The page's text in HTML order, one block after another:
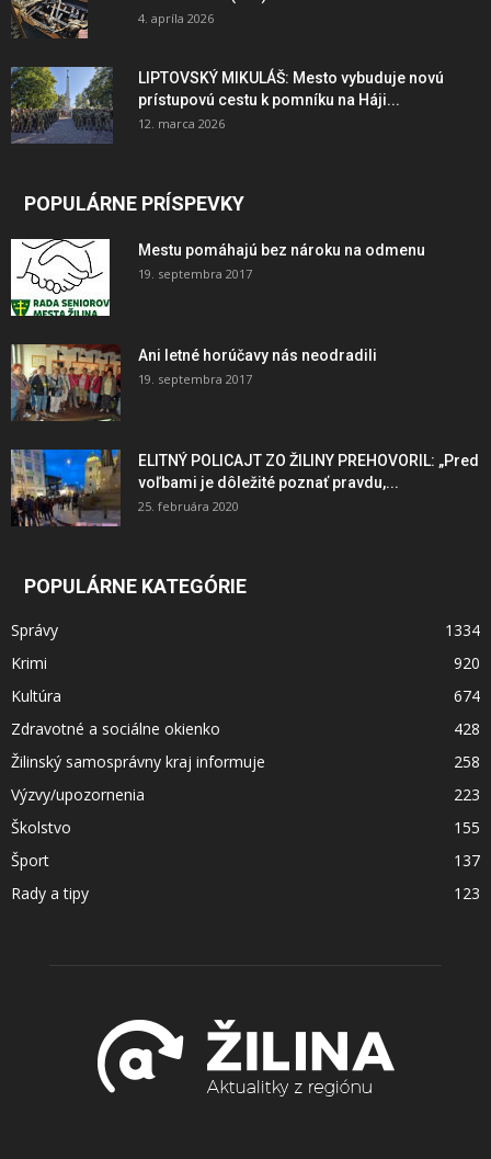
4. apríla 2026
LIPTOVSKÝ MIKULÁŠ: Mesto vybuduje novú
prístupovú cestu k pomníku na Háji...
12. marca 2026
POPULÁRNE PRÍSPEVKY
Mestu pomáhajú bez nároku na odmenu
19. septembra 2017
Ani letné horúčavy nás neodradili
19. septembra 2017
ELITNÝ POLICAJT ZO ŽILINY PREHOVORIL: „Pred
voľbami je dôležité poznať pravdu,...
25. februára 2020
POPULÁRNE KATEGÓRIE
Správy
1334
Krimi
920
Kultúra
674
Zdravotné a sociálne okienko
428
Žilinský samosprávny kraj informuje
258
Výzvy/upozornenia
223
Školstvo
155
Šport
137
Rady a tipy
123